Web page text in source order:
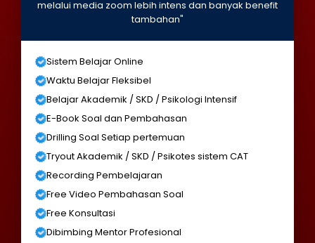
melalui media zoom lebih intens dan banyak benefit
tambahan"
Sistem Belajar Online
Waktu Belajar Fleksibel
Belajar Akademik / SKD / Psikologi Intensif
E-Book Soal dan Pembahasan
Drilling Soal Setiap pertemuan
Tryout Akademik / SKD / Psikotes sistem CAT
Recording Pembelajaran
Free Video Pembahasan Soal
Free Konsultasi
Dibimbing Mentor Profesional